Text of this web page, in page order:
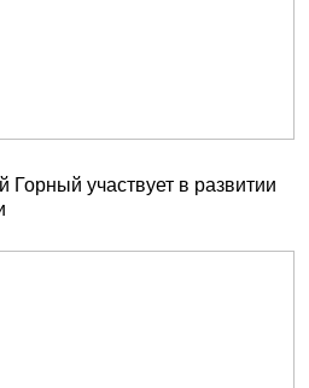
Горный участвует в развитии